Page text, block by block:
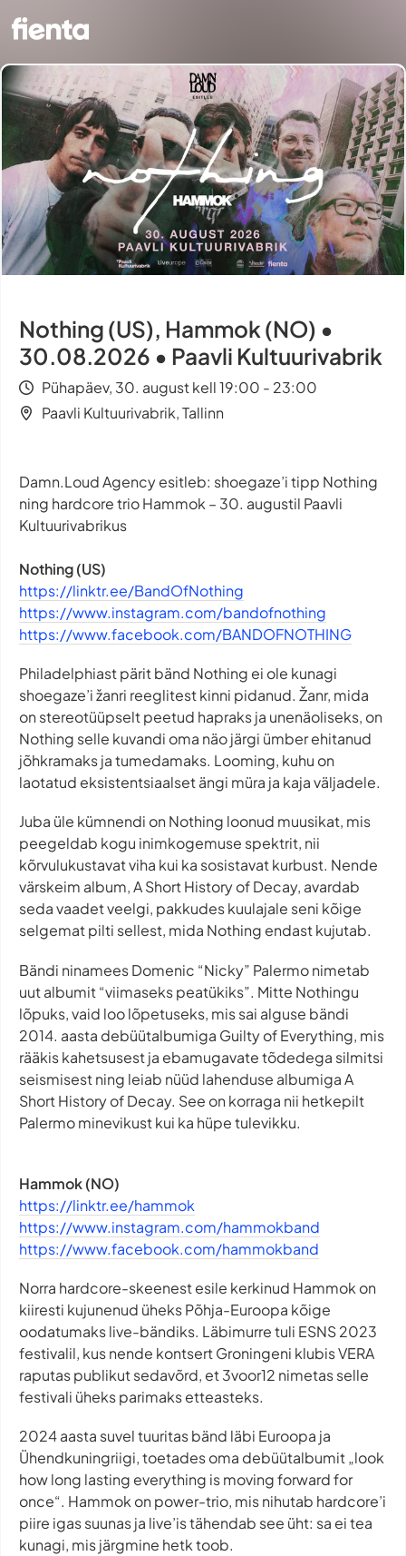
Nothing (US), Hammok (NO) •
30.08.2026 • Paavli Kultuurivabrik
Pühapäev, 30. august kell 19:00 - 23:00
Paavli Kultuurivabrik, Tallinn
Damn.Loud Agency esitleb: shoegaze’i tipp Nothing
ning hardcore trio Hammok – 30. augustil Paavli
Kultuurivabrikus
Nothing (US)
https://linktr.ee/BandOfNothing
https://www.instagram.com/bandofnothing
https://www.facebook.com/BANDOFNOTHING
Philadelphiast pärit bänd Nothing ei ole kunagi
shoegaze’i žanri reeglitest kinni pidanud. Žanr, mida
on stereotüüpselt peetud hapraks ja unenäoliseks, on
Nothing selle kuvandi oma näo järgi ümber ehitanud
jõhkramaks ja tumedamaks. Looming, kuhu on
laotatud eksistentsiaalset ängi müra ja kaja väljadele.
Juba üle kümnendi on Nothing loonud muusikat, mis
peegeldab kogu inimkogemuse spektrit, nii
kõrvulukustavat viha kui ka sosistavat kurbust. Nende
värskeim album, A Short History of Decay, avardab
seda vaadet veelgi, pakkudes kuulajale seni kõige
selgemat pilti sellest, mida Nothing endast kujutab.
Bändi ninamees Domenic “Nicky” Palermo nimetab
uut albumit “viimaseks peatükiks”. Mitte Nothingu
lõpuks, vaid loo lõpetuseks, mis sai alguse bändi
2014. aasta debüütalbumiga Guilty of Everything, mis
rääkis kahetsusest ja ebamugavate tõdedega silmitsi
seismisest ning leiab nüüd lahenduse albumiga A
Short History of Decay. See on korraga nii hetkepilt
Palermo minevikust kui ka hüpe tulevikku.
Hammok (NO)
https://linktr.ee/hammok
https://www.instagram.com/hammokband
https://www.facebook.com/hammokband
Norra hardcore-skeenest esile kerkinud Hammok on
kiiresti kujunenud üheks Põhja-Euroopa kõige
oodatumaks live-bändiks. Läbimurre tuli ESNS 2023
festivalil, kus nende kontsert Groningeni klubis VERA
raputas publikut sedavõrd, et 3voor12 nimetas selle
festivali üheks parimaks etteasteks.
2024 aasta suvel tuuritas bänd läbi Euroopa ja
Ühendkuningriigi, toetades oma debüütalbumit „look
how long lasting everything is moving forward for
once“. Hammok on power-trio, mis nihutab hardcore’i
piire igas suunas ja live’is tähendab see üht: sa ei tea
kunagi, mis järgmine hetk toob.